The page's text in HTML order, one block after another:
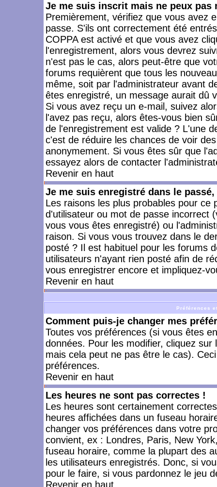
Je me suis inscrit mais ne peux pas
Premièrement, vérifiez que vous avez
passe. S'ils ont correctement été
COPPA est activé et que vous avez
l'enregistrement, alors vous devrez
n'est pas le cas, alors peut-être que
forums requièrent que tous les
même, soit par l'administrateur avant
êtes enregistré, un message aurait dû
Si vous avez reçu un e-mail, suivez
l'avez pas reçu, alors êtes-vous bien
de l'enregistrement est valide ? L'une
c'est de réduire les chances de voir
anonymement. Si vous êtes sûr que
essayez alors de contacter
Revenir en haut
Je me suis enregistré dans le
Les raisons les plus probables pour
d'utilisateur ou mot de passe incorrect
vous vous êtes enregistré) ou
raison. Si vous vous trouvez dans le
posté ? Il est habituel pour les forums
utilisateurs n'ayant rien posté afin de
vous enregistrer encore et impliquez-
Revenir en haut
Préférences
Comment puis-je changer mes
Toutes vos préférences (si vous êtes
données. Pour les modifier, cliquez sur
mais cela peut ne pas être le cas).
préférences.
Revenir en haut
Les heures ne sont pas correctes !
Les heures sont certainement
heures affichées dans un fuseau
changer vos préférences dans votre
convient, ex : Londres, Paris, New
fuseau horaire, comme la plupart des
les utilisateurs enregistrés. Donc, si
pour le faire, si vous pardonnez le jeu
Revenir en haut